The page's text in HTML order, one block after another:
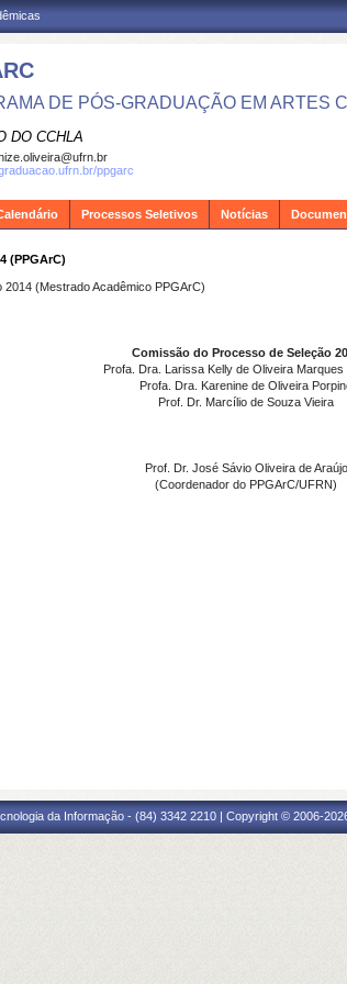
DE PÓS-GRADUAÇÃO EM ARTES
DO CCHLA
ppgarc
Processos Seletivos Notícias
(PPGArC)
(Mestrado Acadêmico PPGArC)
Comissão do Processo de Seleção
Profa. Dra. Larissa Kelly de Oliveira Marques
Profa. Dra. Karenine de Oliveira
Prof. Dr. Marcílio de Souza Vieira
Prof. Dr. José Sávio Oliveira de Araújo
(Coordenador do PPGArC/UFRN)
da Informação - (84) 3342 2210 | Copyright © 2006-